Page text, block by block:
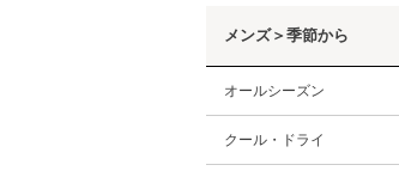
メンズ＞季節から
オールシーズン
クール・ドライ